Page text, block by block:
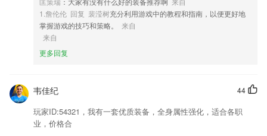
5,学生就能掌握更多的成语信息，快速的搜索对应的成语内容。
6,不要在担心自己找不到好的风格，施工团队体验推荐也是很便捷。
澳门六开彩天天免费资料大全下载一个百度软件优势
2.《三字经》，是中国的传统启蒙教材。在中国古代经典当中，《三字
经》是最浅显易懂的读本之一。《三字经》取材典范，包括中国传统文化
的文学、历史、哲学、天文地理、人伦义理、忠孝节义等等，而核心思想
又包括了“仁，义，诚，敬，孝。”背诵《三字经》的同时，就了解了常
1.詹伦伦 回复 裴滢树充分利用游戏中的教程和指南，以便更好地
掌握游戏的技巧和策略。
来自
来自
更多回复
44
韦佳纪
玩家ID:54321，我有一套优质装备，全身属性强化，适合各职
业，价格合